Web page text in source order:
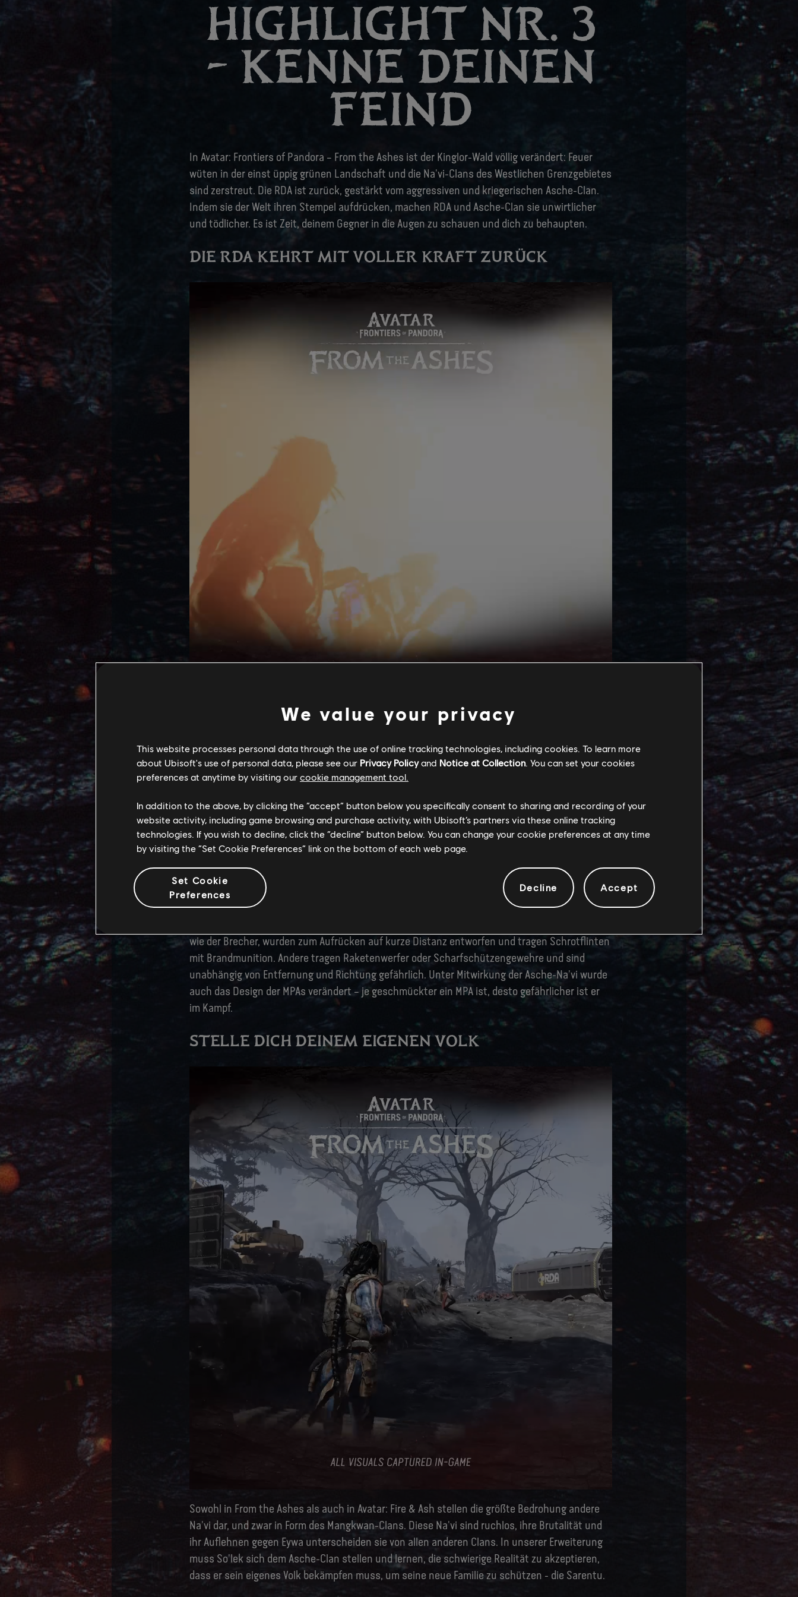
HIGHLIGHT NR. 3
– KENNE DEINEN
FEIND
In Avatar: Frontiers of Pandora – From the Ashes ist der Kinglor-Wald völlig verändert: Feuer
wüten in der einst üppig grünen Landschaft und die Na'vi-Clans des Westlichen Grenzgebietes
sind zerstreut. Die RDA ist zurück, gestärkt vom aggressiven und kriegerischen Asche-Clan.
Indem sie der Welt ihren Stempel aufdrücken, machen RDA und Asche-Clan sie unwirtlicher
und tödlicher. Es ist Zeit, deinem Gegner in die Augen zu schauen und dich zu behaupten.
DIE RDA KEHRT MIT VOLLER KRAFT ZURÜCK
Auf ihrer Jagd nach den Mitgliedern des Widerstands legen die Truppen der RDA den Kinglor-
Rücken deiner Ikran oder zu Fuß.
Weil es die Mission der RDA ist, den Widerstand auszumerzen, rücken sie mit noch stärkeren
Einheiten an. In From the Ashes steht So'lek erstmals Skel-Anzügen gegenüber – Soldaten in
Exoanzügen, mit denen sie so groß wie Na'vi sind.
Diesen Skel-Anzügen zur Seite stehen die kraftvollen Höllenhunde, hundeartige RDA-Roboter
kurzer Distanz mit Elektroschocks an, um ihr Ziel zu betäuben und zu eliminieren – manche
Einheiten sprengen sich sogar.
wie der Brecher, wurden zum Aufrücken auf kurze Distanz entworfen und tragen Schrotflinten
mit Brandmunition. Andere tragen Raketenwerfer oder Scharfschützengewehre und sind
unabhängig von Entfernung und Richtung gefährlich. Unter Mitwirkung der Asche-Na'vi wurde
auch das Design der MPAs verändert – je geschmückter ein MPA ist, desto gefährlicher ist er
im Kampf.
STELLE DICH DEINEM EIGENEN VOLK
Sowohl in From the Ashes als auch in Avatar: Fire & Ash stellen die größte Bedrohung andere
Na'vi dar, und zwar in Form des Mangkwan-Clans. Diese Na'vi sind ruchlos, ihre Brutalität und
ihr Auflehnen gegen Eywa unterscheiden sie von allen anderen Clans. In unserer Erweiterung
muss So'lek sich dem Asche-Clan stellen und lernen, die schwierige Realität zu akzeptieren,
dass er sein eigenes Volk bekämpfen muss, um seine neue Familie zu schützen - die Sarentu.
We value your privacy
This website processes personal data through the use of online tracking technologies, including cookies. To learn more
about Ubisoft's use of personal data, please see our Privacy Policyand Notice at Collection. You can set your cookies
preferences at anytime by visiting our cookie management tool.
In addition to the above, by clicking the “accept” button below you specifically consent to sharing and recording of your
website activity, including game browsing and purchase activity, with Ubisoft’s partners via these online tracking
technologies. If you wish to decline, click the “decline” button below. You can change your cookie preferences at any time
by visiting the “Set Cookie Preferences” link on the bottom of each web page.
Set Cookie
Preferences
Decline Accept